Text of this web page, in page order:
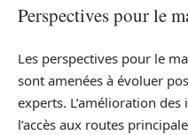
Perspectives pour le
Les perspectives pour le
sont amenées à évoluer
experts. L’amélioration
l’accès aux routes